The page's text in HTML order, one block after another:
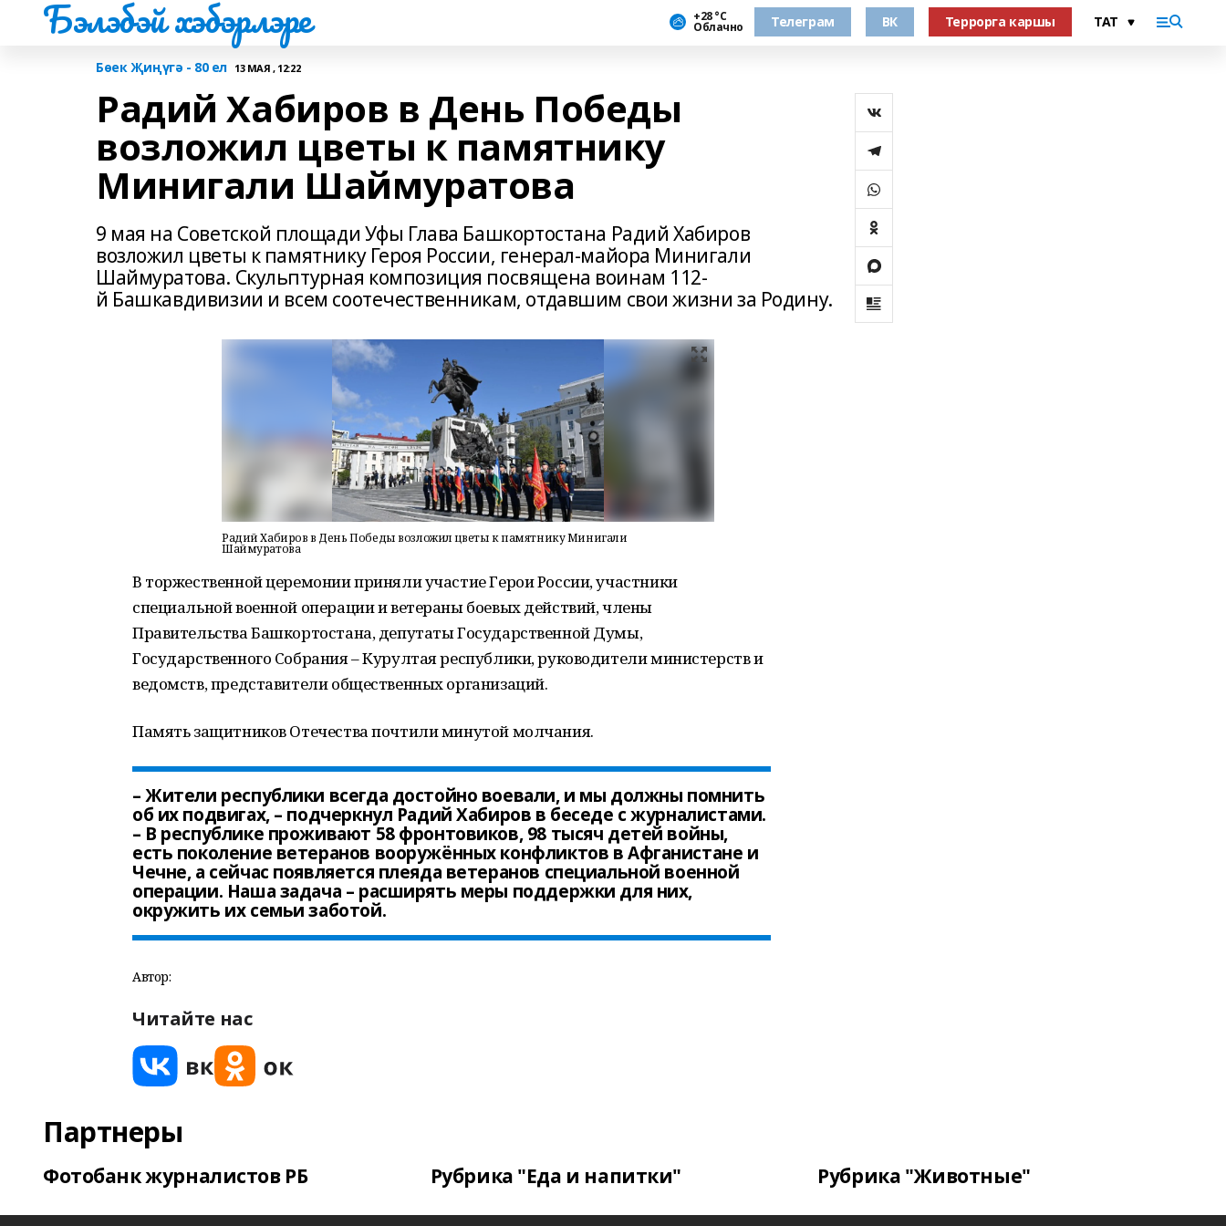
Бэлэбэй хэбэрлэре +28 °С
Облачно Телеграм ВК Террорга каршы
Бөек Җиңүгә - 80 ел 13 МАЯ , 12:22
Радий Хабиров в День Победы
возложил цветы к памятнику
Минигали Шаймуратова
9 мая на Советской площади Уфы Глава Башкортостана Радий Хабиров
возложил цветы к памятнику Героя России, генерал-майора Минигали
Шаймуратова. Скульптурная композиция посвящена воинам 112-
й Башкавдивизии и всем соотечественникам, отдавшим свои жизни за Родину.
Радий Хабиров в День Победы возложил цветы к памятнику Минигали
Шаймуратова
В торжественной церемонии приняли участие Герои России, участники
специальной военной операции и ветераны боевых действий, члены
Правительства Башкортостана, депутаты Государственной Думы,
Государственного Собрания – Курултая республики, руководители министерств и
ведомств, представители общественных организаций.
Память защитников Отечества почтили минутой молчания.
– Жители республики всегда достойно воевали, и мы должны помнить
об их подвигах, – подчеркнул Радий Хабиров в беседе с журналистами.
– В республике проживают 58 фронтовиков, 98 тысяч детей войны,
есть поколение ветеранов вооружённых конфликтов в Афганистане и
Чечне, а сейчас появляется плеяда ветеранов специальной военной
операции. Наша задача – расширять меры поддержки для них,
окружить их семьи заботой.
Автор:
Читайте нас
Партнеры
Фотобанк журналистов РБ Рубрика "Еда и напитки" Рубрика "Животные"